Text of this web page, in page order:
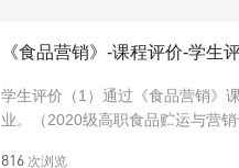
《食品营销》-课程评价-学生
学生评价（1）通过《食品营销》
业。（2020级高职食品贮运与营
816 次浏览